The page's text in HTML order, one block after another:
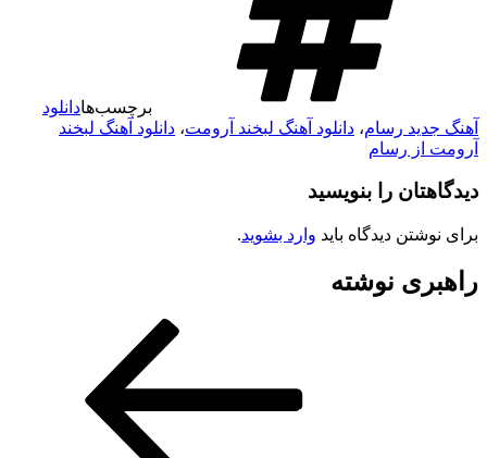
برچسب‌هادانلود
آهنگ جدید رسام، دانلود آهنگ لبخند آرومت، دانلود آهنگ لبخند
آرومت از رسام
دیدگاهتان را بنویسید
برای نوشتن دیدگاه باید وارد بشوید.
راهبری نوشته